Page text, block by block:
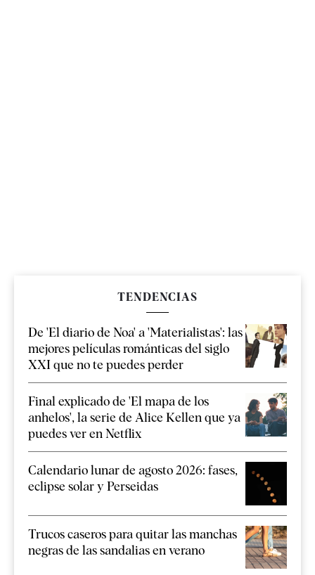
TENDENCIAS
De 'El diario de Noa' a 'Materialistas': las
mejores películas románticas del siglo
XXI que no te puedes perder
Final explicado de 'El mapa de los
anhelos', la serie de Alice Kellen que ya
puedes ver en Netflix
Calendario lunar de agosto 2026: fases,
eclipse solar y Perseidas
Trucos caseros para quitar las manchas
negras de las sandalias en verano